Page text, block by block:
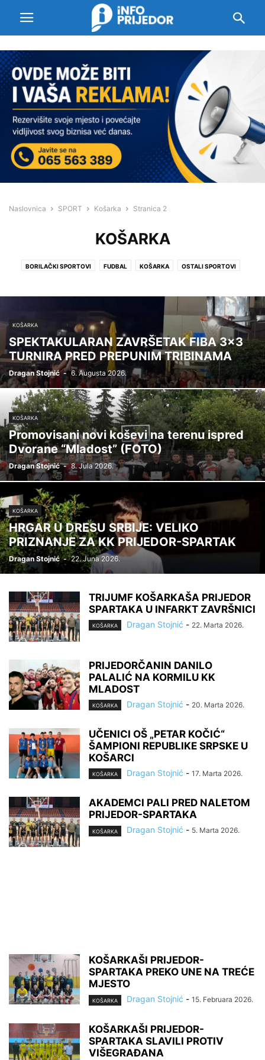
Naslovnica SPORT Košarka Stranica 2
KOŠARKA
BORILAČKI SPORTOVI FUDBAL KOŠARKA OSTALI SPORTOVI
KOŠARKA
SPEKTAKULARAN ZAVRŠETAK FIBA 3×3
TURNIRA PRED PREPUNIM TRIBINAMA
Dragan Stojnić - 6. Augusta 2026.
KOŠARKA
Promovisani novi koševi na terenu ispred
Dvorane “Mladost” (FOTO)
Dragan Stojnić - 8. Jula 2026.
KOŠARKA
HRGAR U DRESU SRBIJE: VELIKO
PRIZNANJE ZA KK PRIJEDOR-SPARTAK
Dragan Stojnić - 22. Juna 2026.
TRIJUMF KOŠARKAŠA PRIJEDOR
SPARTAKA U INFARKT ZAVRŠNICI
KOŠARKA Dragan Stojnić - 22. Marta 2026.
PRIJEDORČANIN DANILO
PALALIĆ NA KORMILU KK
MLADOST
KOŠARKA Dragan Stojnić - 20. Marta 2026.
UČENICI OŠ „PETAR KOČIĆ“
ŠAMPIONI REPUBLIKE SRPSKE U
KOŠARCI
KOŠARKA Dragan Stojnić - 17. Marta 2026.
AKADEMCI PALI PRED NALETOM
PRIJEDOR-SPARTAKA
KOŠARKA Dragan Stojnić - 5. Marta 2026.
KOŠARKAŠI PRIJEDOR-
SPARTAKA PREKO UNE NA TREĆE
MJESTO
KOŠARKA Dragan Stojnić - 15. Februara 2026.
KOŠARKAŠI PRIJEDOR-
SPARTAKA SLAVILI PROTIV
VIŠEGRAĐANA